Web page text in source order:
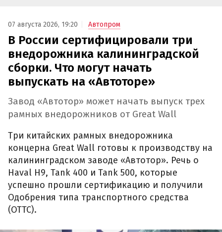
07 августа 2026, 19:20 Автопром
В России сертифицировали три
внедорожника калининградской
сборки. Что могут начать
выпускать на «Автоторе»
Завод «Автотор» может начать выпуск трех
рамных внедорожников от Great Wall
Три китайских рамных внедорожника
концерна Great Wall готовы к производству на
калининградском заводе «Автотор». Речь о
Haval H9, Tank 400 и Tank 500, которые
успешно прошли сертификацию и получили
Одобрения типа транспортного средства
(ОТТС).